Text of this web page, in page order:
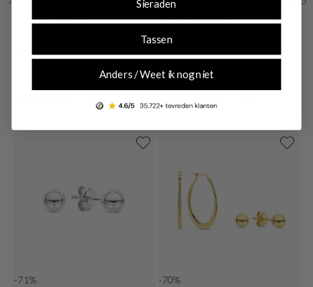
Parte Di Me
925 Sterling Zilveren
Parte Di Me
Parte di Me Orologio vierkant
dameshorloge goudkleurig met
-71% -70%
Sieraden
Tassen
Anders / Weet ik nog niet